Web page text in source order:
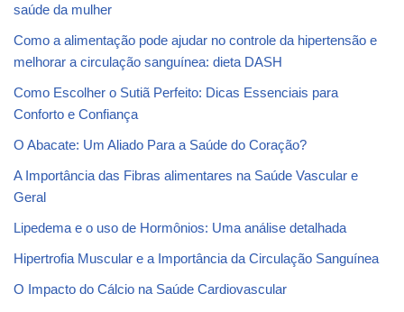
saúde da mulher
Como a alimentação pode ajudar no controle da hipertensão e
melhorar a circulação sanguínea: dieta DASH
Como Escolher o Sutiã Perfeito: Dicas Essenciais para
Conforto e Confiança
O Abacate: Um Aliado Para a Saúde do Coração?
A Importância das Fibras alimentares na Saúde Vascular e
Geral
Lipedema e o uso de Hormônios: Uma análise detalhada
Hipertrofia Muscular e a Importância da Circulação Sanguínea
O Impacto do Cálcio na Saúde Cardiovascular